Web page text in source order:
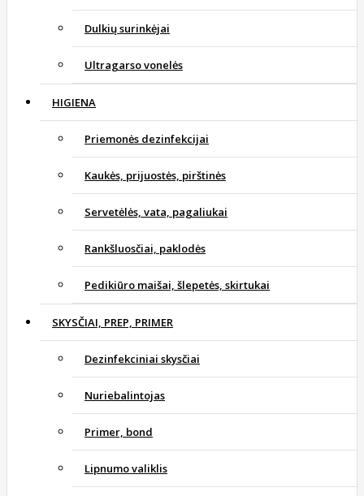
Dulkių surinkėjai
Ultragarso vonelės
HIGIENA
Priemonės dezinfekcijai
Kaukės, prijuostės, pirštinės
Servetėlės, vata, pagaliukai
Rankšluosčiai, paklodės
Pedikiūro maišai, šlepetės, skirtukai
SKYSČIAI, PREP, PRIMER
Dezinfekciniai skysčiai
Nuriebalintojas
Primer, bond
Lipnumo valiklis